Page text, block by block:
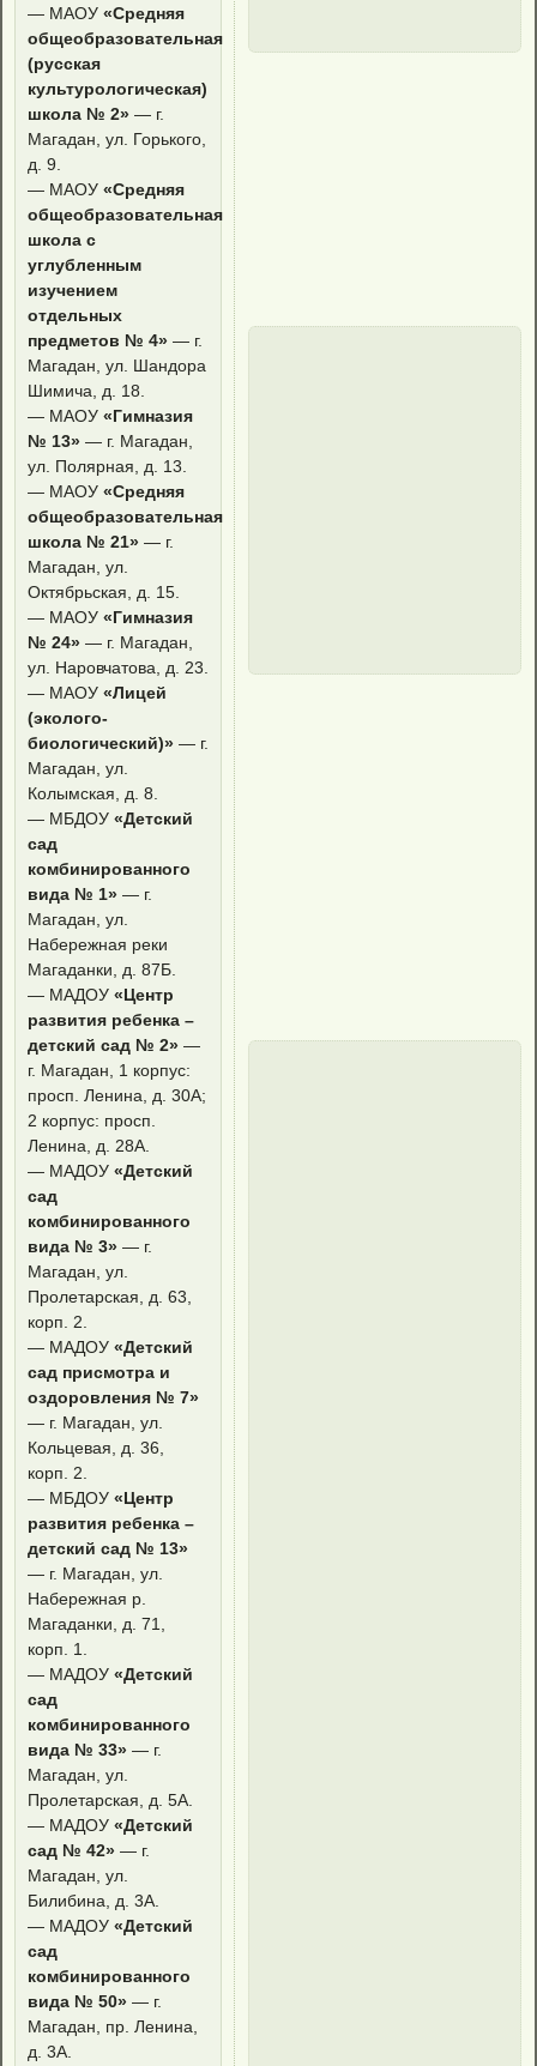
— МАОУ «Средняя
общеобразовательная
(русская
культурологическая)
школа № 2» — г.
Магадан, ул. Горького,
д. 9.
— МАОУ «Средняя
общеобразовательная
школа с
углубленным
изучением
отдельных
предметов № 4» — г.
Магадан, ул. Шандора
Шимича, д. 18.
— МАОУ «Гимназия
№ 13» — г. Магадан,
ул. Полярная, д. 13.
— МАОУ «Средняя
общеобразовательная
школа № 21» — г.
Магадан, ул.
Октябрьская, д. 15.
— МАОУ «Гимназия
№ 24» — г. Магадан,
ул. Наровчатова, д. 23.
— МАОУ «Лицей
(эколого-
биологический)» — г.
Магадан, ул.
Колымская, д. 8.
— МБДОУ «Детский
сад
комбинированного
вида № 1» — г.
Магадан, ул.
Набережная реки
Магаданки, д. 87Б.
— МАДОУ «Центр
развития ребенка –
детский сад № 2» —
г. Магадан, 1 корпус:
просп. Ленина, д. 30А;
2 корпус: просп.
Ленина, д. 28А.
— МАДОУ «Детский
сад
комбинированного
вида № 3» — г.
Магадан, ул.
Пролетарская, д. 63,
корп. 2.
— МАДОУ «Детский
сад присмотра и
оздоровления № 7»
— г. Магадан, ул.
Кольцевая, д. 36,
корп. 2.
— МБДОУ «Центр
развития ребенка –
детский сад № 13»
— г. Магадан, ул.
Набережная р.
Магаданки, д. 71,
корп. 1.
— МАДОУ «Детский
сад
комбинированного
вида № 33» — г.
Магадан, ул.
Пролетарская, д. 5А.
— МАДОУ «Детский
сад № 42» — г.
Магадан, ул.
Билибина, д. 3А.
— МАДОУ «Детский
сад
комбинированного
вида № 50» — г.
Магадан, пр. Ленина,
д. 3А.